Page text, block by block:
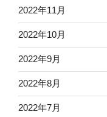
2022年11月
2022年10月
2022年9月
2022年8月
2022年7月